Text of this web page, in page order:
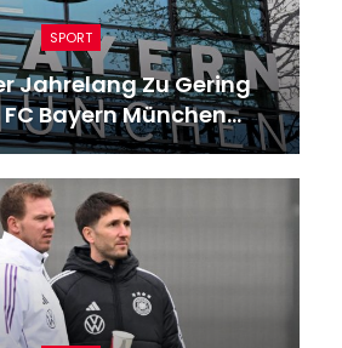
SPORT
Jahrelang Zu Gering
Bayern München…